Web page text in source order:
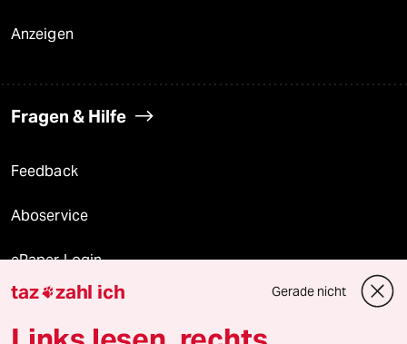
Anzeigen
Fragen & Hilfe
Feedback
Aboservice
ePaper Login
Downloads für Abonnierende
taz zahl ich Gerade nicht